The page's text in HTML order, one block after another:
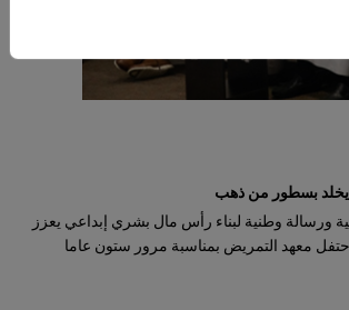
يخلد بسطور من ذهب
ورسالة وطنية لبناء رأس مال بشري إبداعي يعزز
معهد التمريض بمناسبة مرور ستون عاما